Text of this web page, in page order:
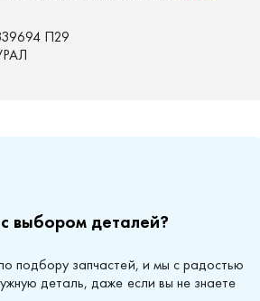
П29
выбором деталей?
подбору запчастей, и мы с радостью
деталь, даже если вы не знаете